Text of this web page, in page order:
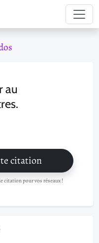
au
citation
citation pour vos réseaux !